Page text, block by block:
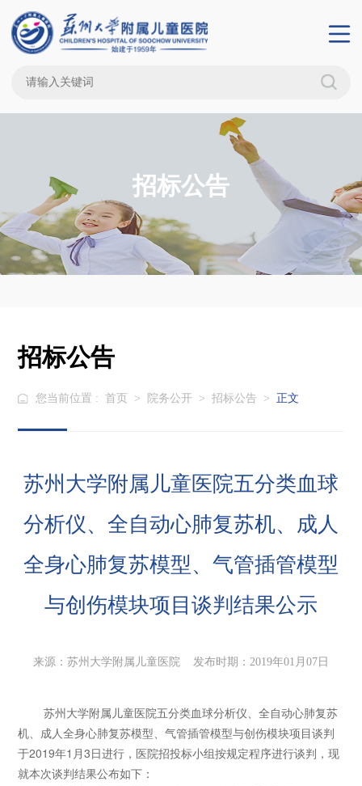
招标公告
招标公告
您当前位置 : 首页 > 院务公开 > 招标公告 > 正文
苏州大学附属儿童医院五分类血球
分析仪、全自动心肺复苏机、成人
全身心肺复苏模型、气管插管模型
与创伤模块项目谈判结果公示
来源：苏州大学附属儿童医院 发布时期：2019年01月07日
苏州大学附属儿童医院五分类血球分析仪、全自动心肺复苏
机、成人全身心肺复苏模型、气管插管模型与创伤模块项目谈判
于2019年1月3日进行，医院招投标小组按规定程序进行谈判，现
就本次谈判结果公布如下：